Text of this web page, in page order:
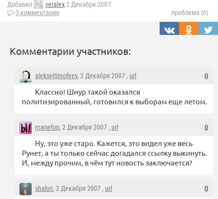
Добавил veralex2 Декабря 2007
3 комментария
проблема (6)
Комментарии участников:
0
aleksejtimofeev, 2 Декабря 2007 , url
Классно! Шнур такой оказался
политизированный, готовился к выборам еще летом.
0
manefon, 2 Декабря 2007 , url
Ну, это уже старо. Кажется, это видел уже весь
Рунет, а ты только сейчас догадался ссылку выкинуть.
И, между прочим, в чём тут новость заключается?
0
shalun, 2 Декабря 2007 , url